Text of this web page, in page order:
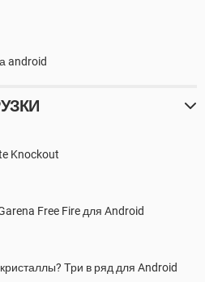
android
Knockout
Free Fire для Android
Три в ряд для Android